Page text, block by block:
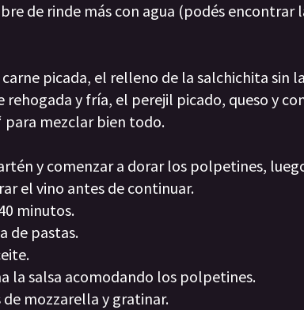
de rinde más con agua (podés encontrar
picada, el relleno de la salchichita sin
y fría, el perejil picado, queso y
para mezclar bien todo.
y comenzar a dorar los polpetines,
el vino antes de continuar.
minutos.
de pastas.
la salsa acomodando los polpetines.
mozzarella y gratinar.